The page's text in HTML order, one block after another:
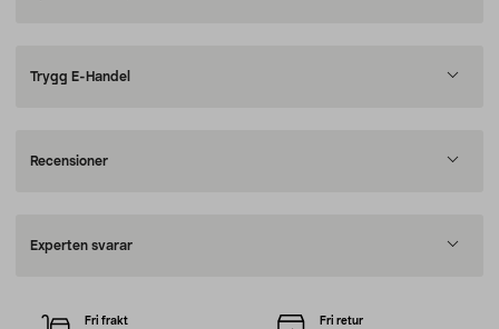
Trygg E-Handel
Recensioner
Experten svarar
Fri frakt Fri retur